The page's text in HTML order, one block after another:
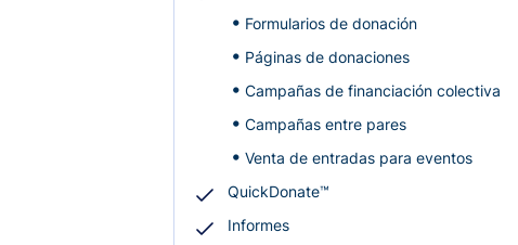
Formularios de donación
Páginas de donaciones
Campañas de financiación colectiva
Campañas entre pares
Venta de entradas para eventos
QuickDonate™
Informes